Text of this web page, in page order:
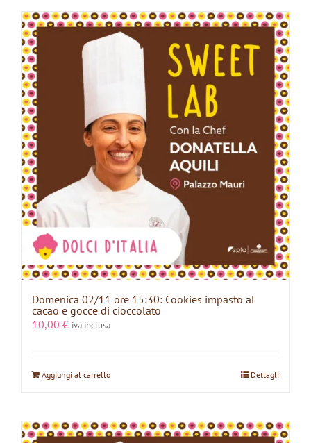
Domenica 02/11 ore 15:30: Cookies impasto al
cacao e gocce di cioccolato
10,00 € iva inclusa
Aggiungi al carrello Dettagli